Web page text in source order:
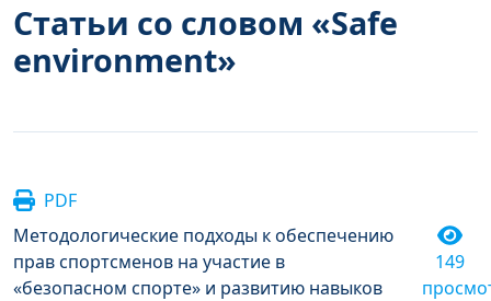
Статьи со словом «Safe
environment»
PDF
Методологические подходы к обеспечению
прав спортсменов на участие в
«безопасном спорте» и развитию навыков
149